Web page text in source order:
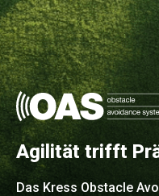
Agilität trifft
Das Kress Obstacle